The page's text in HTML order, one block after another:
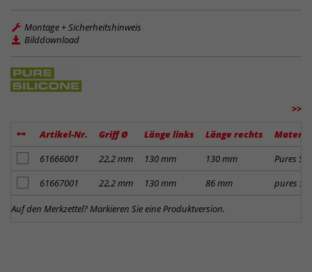
Montage + Sicherheitshinweis
Bilddownload
>>
Artikel-Nr. Griff Ø Länge links Länge rechts
Artikel zum Merkzettel hinzufügen
61666001 22,2 mm 130 mm 130 mm
Pures
Artikel zum Merkzettel hinzufügen
61667001 22,2 mm 130 mm 86 mm pures
Auf den Merkzettel? Markieren Sie eine Produktversion.